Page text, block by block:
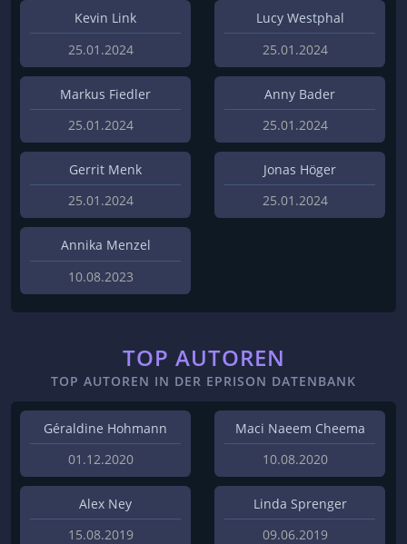
Kevin Link
25.01.2024
Lucy Westphal
25.01.2024
Markus Fiedler
25.01.2024
Anny Bader
25.01.2024
Gerrit Menk
25.01.2024
Jonas Höger
25.01.2024
Annika Menzel
10.08.2023
TOP AUTOREN
TOP AUTOREN IN DER EPRISON DATENBANK
Géraldine Hohmann
01.12.2020
Maci Naeem Cheema
10.08.2020
Alex Ney
15.08.2019
Linda Sprenger
09.06.2019